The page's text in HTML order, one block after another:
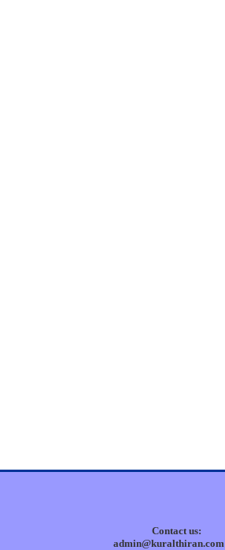
Contact us:
admin@kuralthiran.com